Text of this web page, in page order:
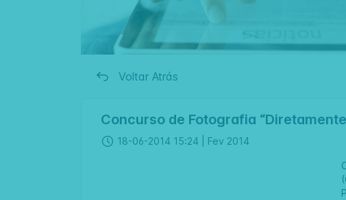
Voltar Atrás
Concurso de Fotografia
18-06-2014 15:24 | Fev 2014